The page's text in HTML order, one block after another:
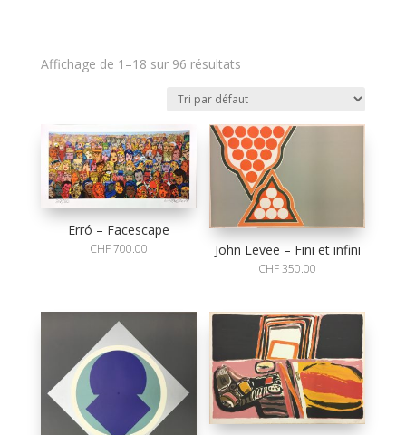
Affichage de 1–18 sur 96 résultats
Erró – Facescape
CHF700.00 John Levee – Fini et infini
CHF350.00